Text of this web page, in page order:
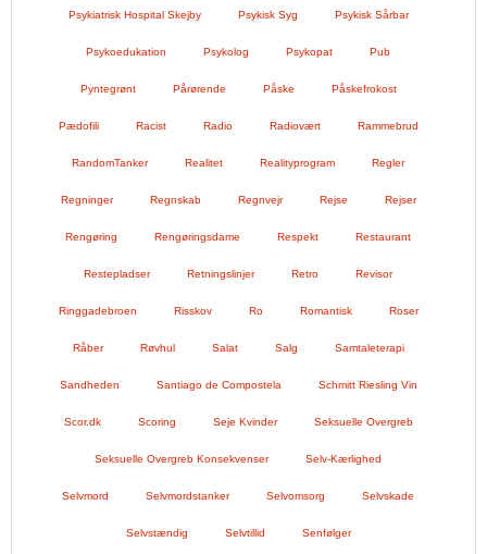
Psykiatrisk Hospital Skejby Psykisk Syg Psykisk Sårbar
Psykoedukation Psykolog Psykopat Pub
Pyntegrønt Pårørende Påske Påskefrokost
Pædofili Racist Radio Radiovært Rammebrud
RandomTanker Realitet Realityprogram Regler
Regninger Regnskab Regnvejr Rejse Rejser
Rengøring Rengøringsdame Respekt Restaurant
Restepladser Retningslinjer Retro Revisor
Ringgadebroen Risskov Ro Romantisk Roser
Råber Røvhul Salat Salg Samtaleterapi
Sandheden Santiago de Compostela Schmitt Riesling Vin
Scor.dk Scoring Seje Kvinder Seksuelle Overgreb
Seksuelle Overgreb Konsekvenser Selv-Kærlighed
Selvmord Selvmordstanker Selvomsorg Selvskade
Selvstændig Selvtillid Senfølger